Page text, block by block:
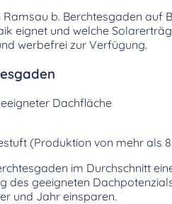
b. Berchtesgaden auf
eignet und welche
werbefrei zur Verfügung.
Dachfläche
(Produktion von mehr als
im Durchschnitt
des geeigneten
und Jahr einsparen.